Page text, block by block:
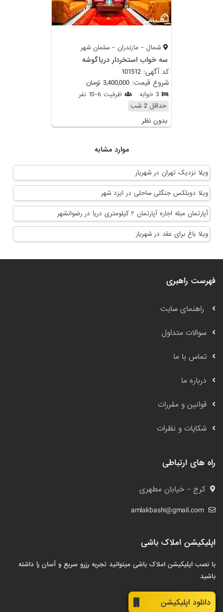
شمال - مازندران - سلمان شهر
سه خواب استخردار دریاگوشه
کد آگهی: 101512
شروع قیمت: 3,400,000 تومان
3 خوابه
ظرفیت 6-10 نفر
حداقل 2 شب
بدون نظر
موارد مشابه
ویلا نزدیک تهران در شهریار
ویلا دوبلکس جنگلی ساحلی در ایزد شهر
آپارتمان مبله اجاره آپارتمان ۲ کیلومتری دریا در رضوانشهر
ویلا باغ برای عقد در شهریار
فهرست راهبری
راهنمای سایت
سوالات متداول
تماس با ما
درباره ما
قوانین و مقررات
شکایات و نظرات
راه های ارتباطی
کرج - خیابان مطهری
amlakbashi@gmail.com
اپلیکیشن املاک باشی
با نصب اپلیکیشن املاک باشی میتوانید تجربه رزرو سریع و آسان را داشته
باشید
دانلود اپلیکیشن